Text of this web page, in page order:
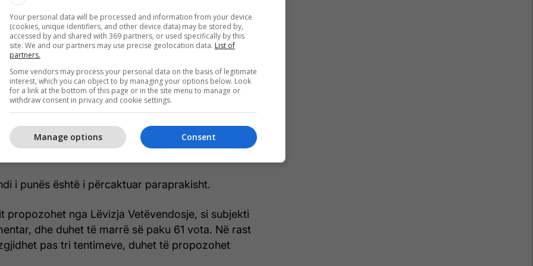
me kryetarët e 15 subjekteve politike që
Kuvend.
jo më vonë se pesë ditë para seancës
për përgatitjen e rendit të ditës dhe caktimin
ulen deputetët në sallë, sipas subjekteve
Cakolli.
deri në zgjedhjen e kryetarit të Kuvendit, do ta
i vjetër, Avni Dehari nga LVV, i ndihmuar nga
Taçi nga KDTP.
i punës është i përcaktuar paraprakisht.
propozohet nga Lëvizja Vetëvendosje, si subjekti
dhe duhet të marrë së paku 61 vota. Në rast
pas tri tentimeve, duhet të propozohet
Your personal data will be processed and information from your device
(cookies, unique identifiers, and other device data) may be stored by,
accessed by and shared with 369 partners, or used specifically by this
site. We and our partners may use precise geolocation data. List of
partners.
Some vendors may process your personal data on the basis of legitimate
interest, which you can object to by managing your options below. Look
for a link at the bottom of this page or in the site menu to manage or
withdraw consent in privacy and cookie settings.
Consent
Manage options